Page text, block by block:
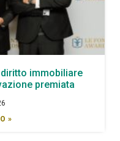
diritto immobiliare
premiata
»